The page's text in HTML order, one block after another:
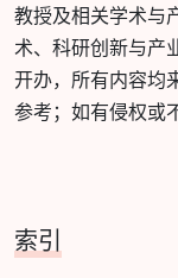
教授及相关学术与
术、科研创新与产
开办，所有内容均
参考；如有侵权或
索引